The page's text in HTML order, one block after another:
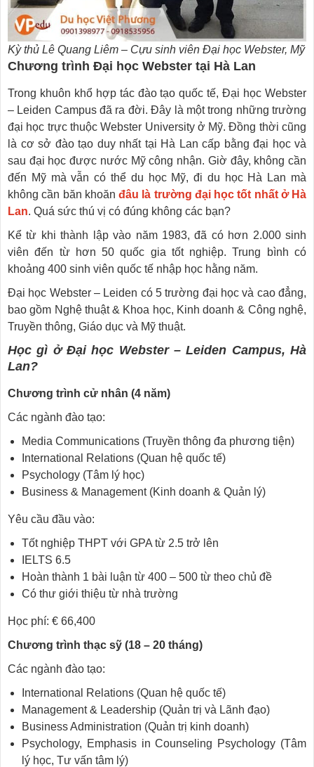
Kỳ thủ Lê Quang Liêm – Cựu sinh viên Đại học Webster, Mỹ
Chương trình Đại học Webster tại Hà Lan
Trong khuôn khổ hợp tác đào tạo quốc tế, Đại học Webster
– Leiden Campus đã ra đời. Đây là một trong những trường
đại học trực thuộc Webster University ở Mỹ. Đồng thời cũng
là cơ sở đào tạo duy nhất tại Hà Lan cấp bằng đại học và
sau đại học được nước Mỹ công nhận. Giờ đây, không cần
đến Mỹ mà vẫn có thể du học Mỹ, đi du học Hà Lan mà
không cần băn khoăn đâu là trường đại học tốt nhất ở Hà
Lan. Quá sức thú vị có đúng không các bạn?
Kể từ khi thành lập vào năm 1983, đã có hơn 2.000 sinh
viên đến từ hơn 50 quốc gia tốt nghiệp. Trung bình có
khoảng 400 sinh viên quốc tế nhập học hằng năm.
Đại học Webster – Leiden có 5 trường đại học và cao đẳng,
bao gồm Nghệ thuật & Khoa học, Kinh doanh & Công nghệ,
Truyền thông, Giáo dục và Mỹ thuật.
Học gì ở Đại học Webster – Leiden Campus, Hà
Lan?
Chương trình cử nhân (4 năm)
Các ngành đào tạo:
Media Communications (Truyền thông đa phương tiện)
International Relations (Quan hệ quốc tế)
Psychology (Tâm lý học)
Business & Management (Kinh doanh & Quản lý)
Yêu cầu đầu vào:
Tốt nghiệp THPT với GPA từ 2.5 trở lên
IELTS 6.5
Hoàn thành 1 bài luận từ 400 – 500 từ theo chủ đề
Có thư giới thiệu từ nhà trường
Học phí: € 66,400
Chương trình thạc sỹ (18 – 20 tháng)
Các ngành đào tạo:
International Relations (Quan hệ quốc tế)
Management & Leadership (Quản trị và Lãnh đạo)
Business Administration (Quản trị kinh doanh)
Psychology, Emphasis in Counseling Psychology (Tâm
lý học, Tư vấn tâm lý)